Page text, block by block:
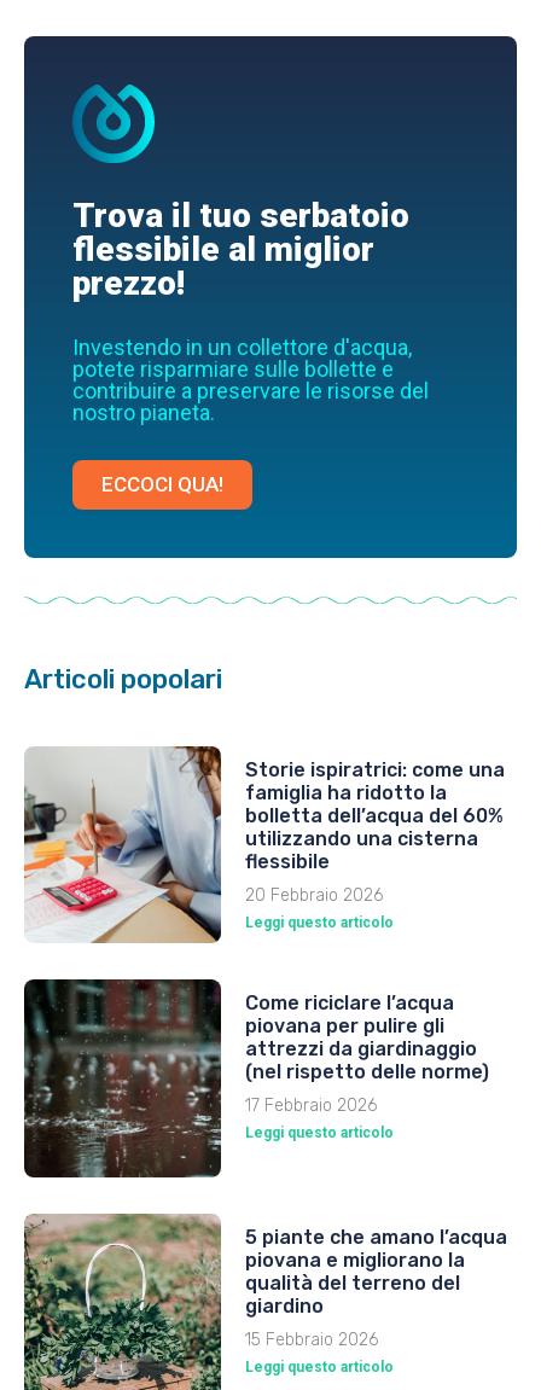
Trova il tuo serbatoio
flessibile al miglior
prezzo!
Investendo in un collettore d'acqua,
potete risparmiare sulle bollette e
contribuire a preservare le risorse del
nostro pianeta.
ECCOCI QUA!
Articoli popolari
Storie ispiratrici: come una
famiglia ha ridotto la
bolletta dell’acqua del 60%
utilizzando una cisterna
flessibile
20 Febbraio 2026
Leggi questo articolo
Come riciclare l’acqua
piovana per pulire gli
attrezzi da giardinaggio
(nel rispetto delle norme)
17 Febbraio 2026
Leggi questo articolo
5 piante che amano l’acqua
piovana e migliorano la
qualità del terreno del
giardino
15 Febbraio 2026
Leggi questo articolo